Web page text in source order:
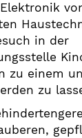
in der
zu einem
zu